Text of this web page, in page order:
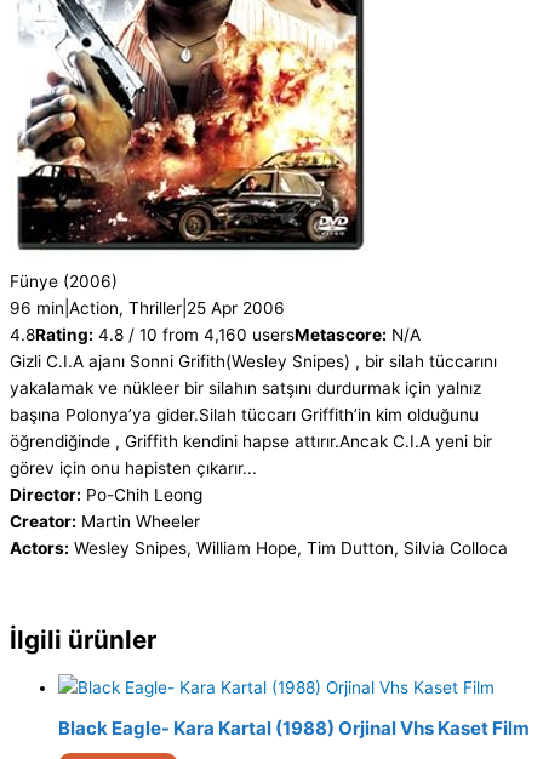
Fünye (2006)
96 min Action, Thriller 25 Apr 2006
4.8Rating: 4.8 / 10 from 4,160 usersMetascore: N/A
Gizli C.I.A ajanı Sonni Grifith(Wesley Snipes) , bir silah tüccarını
yakalamak ve nükleer bir silahın satşını durdurmak için yalnız
başına Polonya’ya gider.Silah tüccarı Griffith’in kim olduğunu
öğrendiğinde , Griffith kendini hapse attırır.Ancak C.I.A yeni bir
görev için onu hapisten çıkarır...
Director: Po-Chih Leong
Creator: Martin Wheeler
Actors: Wesley Snipes, William Hope, Tim Dutton, Silvia Colloca
İlgili ürünler
Black Eagle- Kara Kartal (1988) Orjinal Vhs Kaset Film